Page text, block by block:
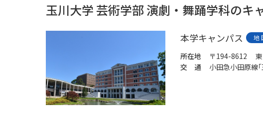
玉川大学 芸術学部 演劇・舞踊学科のキ
本学キャンパス 地
所在地
〒194-8612 東
交 通
小田急小田原線